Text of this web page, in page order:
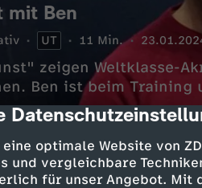
dialog-description
optimale Website von
und vergleichbare
für unser Angebot. Mit
mit Ben
UT 11 Min.
zeigen Weltklasse-
Ben ist beim Training